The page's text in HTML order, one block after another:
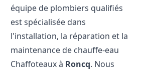
équipe de plombiers qualifiés
est spécialisée dans
l'installation, la réparation et la
maintenance de chauffe-eau
Chaffoteaux à Roncq. Nous